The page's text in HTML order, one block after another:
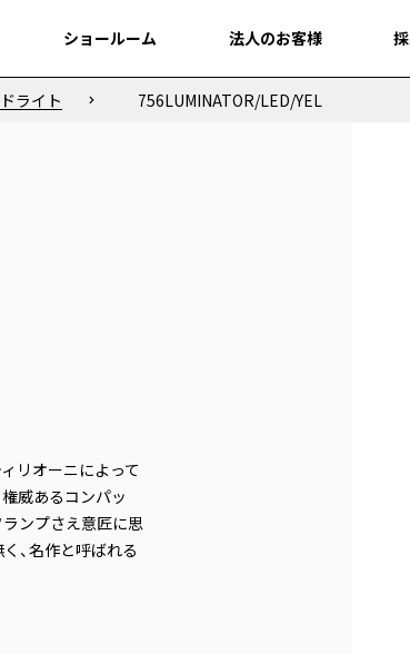
ショールーム
ショールーム 法人のお客様
法人のお客様
ライト 756LUMINATOR/LED/YEL
リオーニによって
威あるコンパッ
ランプさえ意匠に思
、名作と呼ばれる